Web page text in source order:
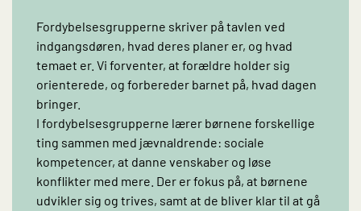
Fordybelsesgrupperne skriver på tavlen ved
indgangsdøren, hvad deres planer er, og hvad
temaet er. Vi forventer, at forældre holder sig
orienterede, og forbereder barnet på, hvad dagen
bringer.
I fordybelsesgrupperne lærer børnene forskellige
ting sammen med jævnaldrende: sociale
kompetencer, at danne venskaber og løse
konflikter med mere. Der er fokus på, at børnene
udvikler sig og trives, samt at de bliver klar til at gå